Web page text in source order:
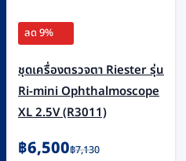
ลด 9%
ชุดเครื่องตรวจตา Riester รุ่น
Ri-mini Ophthalmoscope
XL 2.5V (R3011)
฿7,130
Original
฿6,500
Current